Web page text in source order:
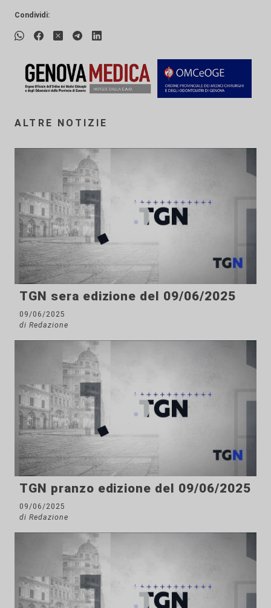
Condividi:
ALTRE NOTIZIE
TGN sera edizione del 09/06/2025
09/06/2025
di Redazione
TGN pranzo edizione del 09/06/2025
09/06/2025
di Redazione